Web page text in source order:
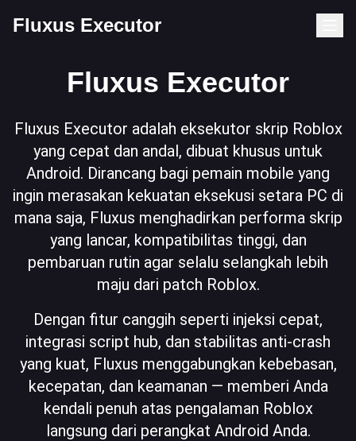
Fluxus Executor
Fluxus Executor
Fluxus Executor adalah eksekutor skrip Roblox
yang cepat dan andal, dibuat khusus untuk
Android. Dirancang bagi pemain mobile yang
ingin merasakan kekuatan eksekusi setara PC di
mana saja, Fluxus menghadirkan performa skrip
yang lancar, kompatibilitas tinggi, dan
pembaruan rutin agar selalu selangkah lebih
maju dari patch Roblox.
Dengan fitur canggih seperti injeksi cepat,
integrasi script hub, dan stabilitas anti-crash
yang kuat, Fluxus menggabungkan kebebasan,
kecepatan, dan keamanan — memberi Anda
kendali penuh atas pengalaman Roblox
langsung dari perangkat Android Anda.